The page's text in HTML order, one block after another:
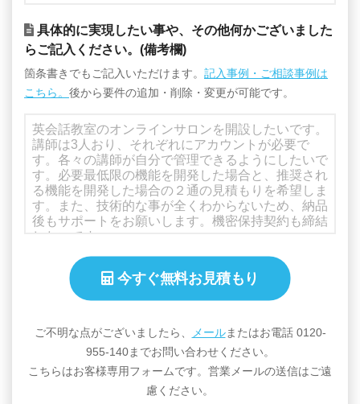
具体的に実現したい事や、その他何かございました
らご記入ください。(備考欄)
箇条書きでもご記入いただけます。 記入事例・ご相談事例は
こちら。 後から要件の追加・削除・変更が可能です。
ご不明な点がございましたら、 メールまたはお電話 0120-
955-140までお問い合わせください。
こちらはお客様専用フォームです。営業メールの送信はご遠
慮ください。